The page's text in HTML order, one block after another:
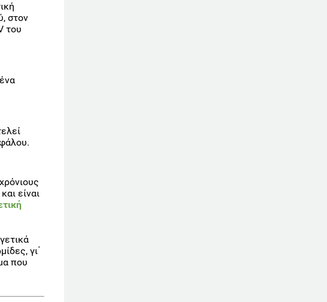
στον
του
είναι
γι΄
που